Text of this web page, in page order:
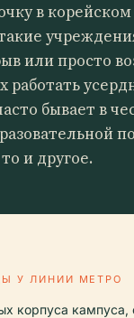
в
или просто
работать
бывает в
и другое.
У ЛИНИИ МЕТРО
корпуса кампуса,